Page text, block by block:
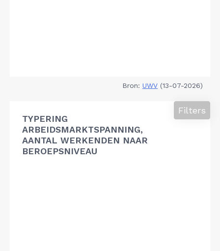
Bron: UWV (13-07-2026)
TYPERING
ARBEIDSMARKTSPANNING,
AANTAL WERKENDEN NAAR
BEROEPSNIVEAU
Filters